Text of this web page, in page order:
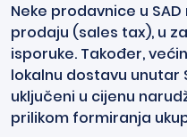
Neke prodavnice u
prodaju (sales tax), u
isporuke. Također,
lokalnu dostavu unutar
uključeni u cijenu
prilikom formiranja